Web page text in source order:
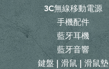
3C無線移動電源
手機配件
藍牙耳機
藍牙音響
鍵盤 | 滑鼠 | 滑鼠墊